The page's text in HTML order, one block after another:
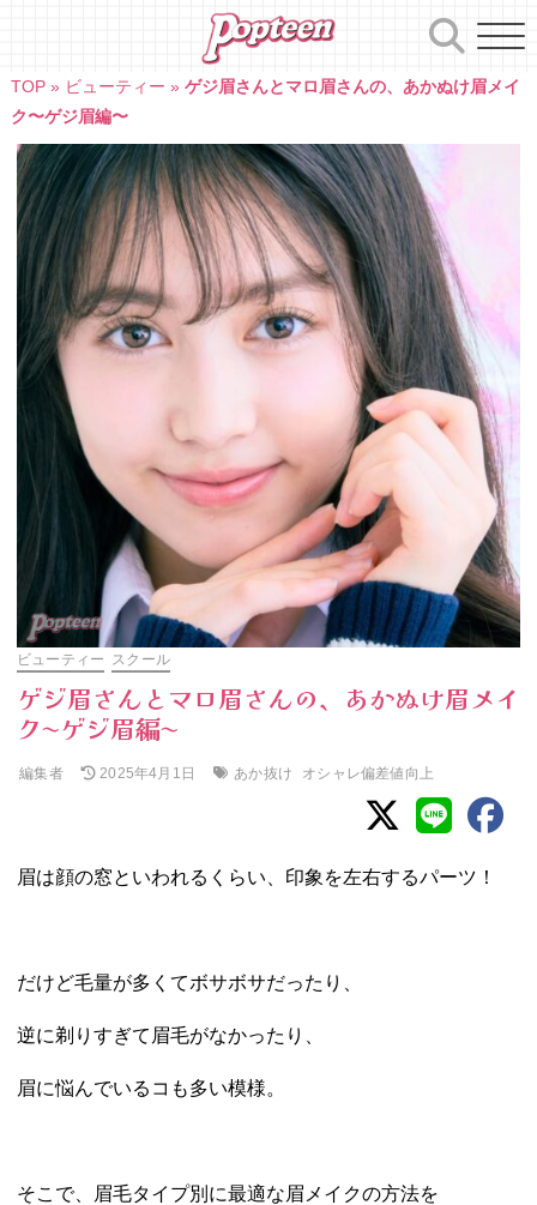
TOP» ビューティー » ゲジ眉さんとマロ眉さんの、あかぬけ眉メイ
ク〜ゲジ眉編〜
ビューティー スクール
ゲジ眉さんとマロ眉さんの、あかぬけ眉メイ
ク〜ゲジ眉編〜
編集者 2025年4月1日 あか抜け オシャレ偏差値向上
眉は顔の窓といわれるくらい、印象を左右するパーツ！
だけど毛量が多くてボサボサだったり、
逆に剃りすぎて眉毛がなかったり、
眉に悩んでいるコも多い模様。
そこで、眉毛タイプ別に最適な眉メイクの方法を